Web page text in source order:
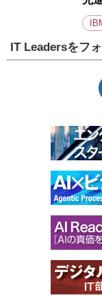
IT Leadersをフ